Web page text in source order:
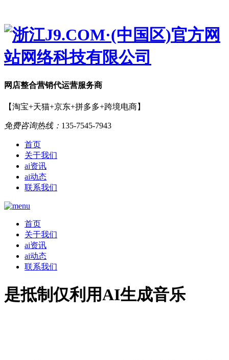
网店整合营销代运营服务商
【淘宝+天猫+京东+拼多多+跨境电商】
免费咨询热线： 135-7545-7943
首页
关于我们
ai资讯
ai动态
联系我们
首页
关于我们
ai资讯
ai动态
联系我们
是抵制仅利用AI生成音乐